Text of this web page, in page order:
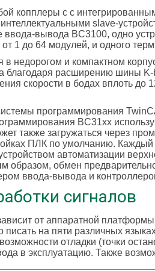
копплеры с с
slave-
вывода BC3100, одно
1 до 64 модулей, и одного
недорогом и компактном
благодаря расширению шины
скорости в бодах вплоть до
программирования
BC31xx
также загружаться через
ПЛК по умолчанию.
автоматизации
обмен
ввода-вывода и
сигналов
от аппаратной платформы
на пяти различных
отладки (точки
в эксплуатацию. Также